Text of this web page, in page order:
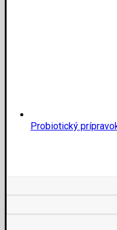
Probiotický